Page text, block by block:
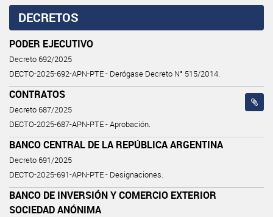
DECRETOS
PODER EJECUTIVO
Decreto 692/2025
DECTO-2025-692-APN-PTE - Derógase Decreto N° 515/2014.
CONTRATOS
Decreto 687/2025
DECTO-2025-687-APN-PTE - Aprobación.
BANCO CENTRAL DE LA REPÚBLICA ARGENTINA
Decreto 691/2025
DECTO-2025-691-APN-PTE - Designaciones.
BANCO DE INVERSIÓN Y COMERCIO EXTERIOR
SOCIEDAD ANÓNIMA